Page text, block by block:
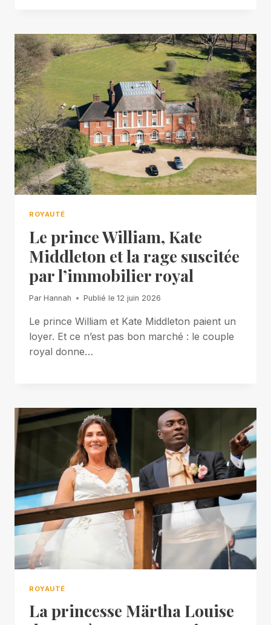
ROYAUTÉ
Le prince William, Kate
Middleton et la rage suscitée
par l’immobilier royal
Par Hannah Publié le 12 juin 2026
Le prince William et Kate Middleton paient un
loyer. Et ce n’est pas bon marché : le couple
royal donne…
ROYAUTÉ
La princesse Märtha Louise